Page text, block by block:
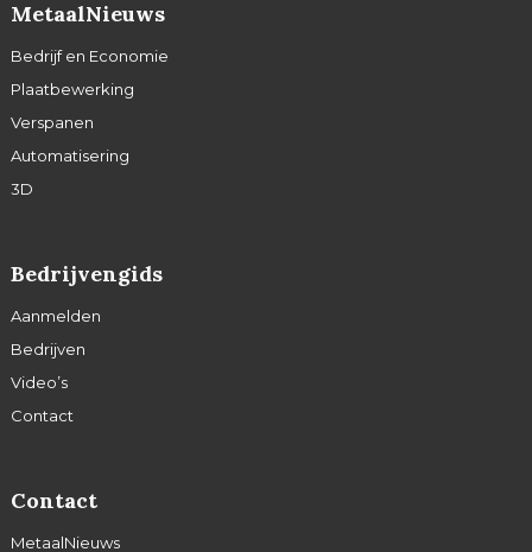
MetaalNieuws
Bedrijf en Economie
Plaatbewerking
Verspanen
Automatisering
3D
Bedrijvengids
Aanmelden
Bedrijven
Video’s
Contact
Contact
MetaalNieuws